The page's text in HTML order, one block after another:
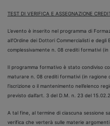
TEST DI VERIFICA E ASSEGNAZIONE
L’evento è inserito nel programma di
all’Ordine dei Dottori Commercialisti e
complessivamente n. 08 crediti formativi
Il programma formativo è stato condiviso
maturare n. 08 crediti formativi (in ragione
l’iscrizione o il mantenimento nell’elenco
previsto dall’art. 3 del D.M. n. 23 del
A tal fine, al termine di ciascuna sessione
verifica che verterà sulle materie